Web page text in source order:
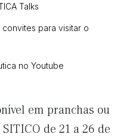
Talks
convites para visitar o
no Youtube
em pranchas ou
de 21 a 26 de